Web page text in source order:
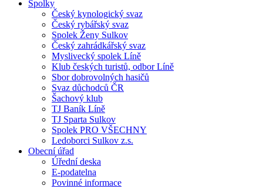
Spolky
Český kynologický svaz
Český rybářský svaz
Spolek Ženy Sulkov
Český zahrádkářský svaz
Myslivecký spolek Líně
Klub českých turistů, odbor Líně
Sbor dobrovolných hasičů
Svaz důchodců ČR
Šachový klub
TJ Baník Líně
TJ Sparta Sulkov
Spolek PRO VŠECHNY
Ledoborci Sulkov z.s.
Obecní úřad
Úřední deska
E-podatelna
Povinné informace